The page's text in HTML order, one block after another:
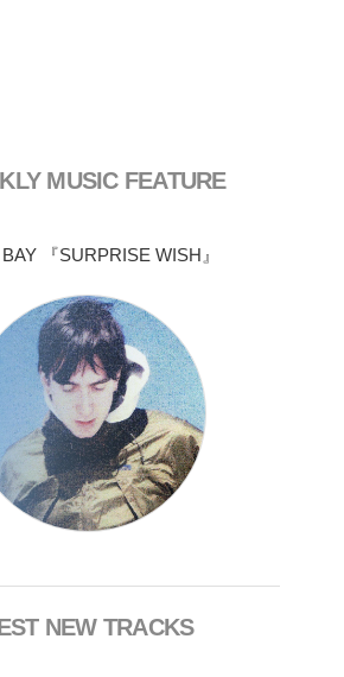
MUSIC FEATURE
『SURPRISE WISH』
NEW TRACKS